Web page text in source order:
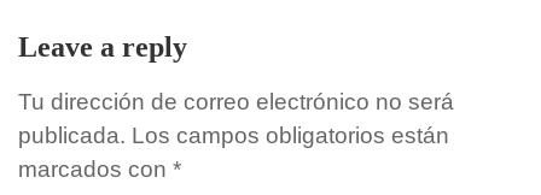
Leave a reply
Tu dirección de correo electrónico no será
publicada. Los campos obligatorios están
marcados con *